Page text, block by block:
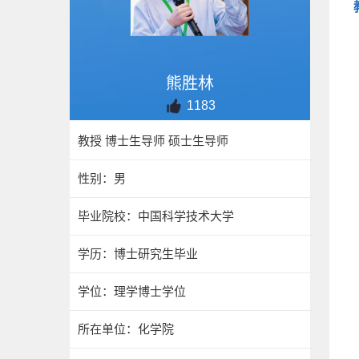
熊胜林
1183
教授 博士生导师 硕士生导师
性别：男
毕业院校：中国科学技术大学
学历：博士研究生毕业
学位：理学博士学位
所在单位：化学院